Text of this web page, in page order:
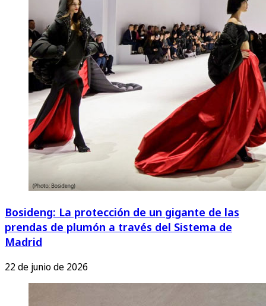
Bosideng: La protección de un gigante de las
prendas de plumón a través del Sistema de
Madrid
22 de junio de 2026